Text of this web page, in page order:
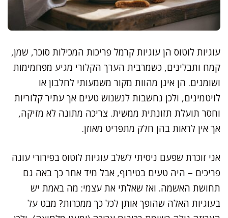
עוגיות לוטוס הן עוגיות קרמל פריכות המכילות סוכר, שמן,
קמח ותבלינים, כשמרבית הערך הקלורי מגיע מפחמימות
ושומנים. הן אינן מהוות מקור משמעותי לחלבון או
לויטמינים, ולכן נחשבות לנשנוש טעים אך עתיר קלוריות
וחסר תועלת תזונתית ממשית. צריכה מתונה לא מזיקה,
אך אין לראות בהן חלק מתפריט מאוזן.
אני זוכרת שפעם ניסיתי לשלב עוגיות לוטוס בפירורי עוגה
פריכים – היה טעים בטירוף, אבל מיד אחר כך באה גם
תחושת האשמה. ואז שאלתי את עצמי: מה באמת יש
בעוגיות האלה שהופך אותן לכל כך ממכרות? מבט על